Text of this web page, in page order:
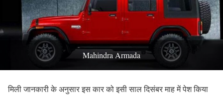
Mahindra Armada
मिली जानकारी के अनुसार इस कार को इसी साल दिसंबर माह में पेश किया